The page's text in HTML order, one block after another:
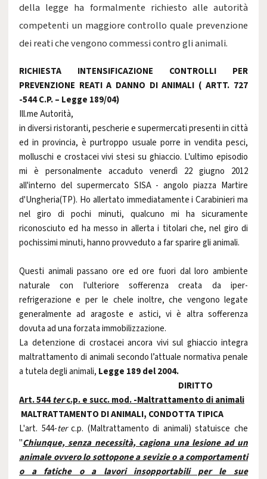
della legge ha formalmente richiesto alle autorità
competenti un maggiore controllo quale prevenzione
dei reati che vengono commessi contro gli animali.
RICHIESTA INTENSIFICAZIONE CONTROLLI PER
PREVENZIONE REATI A DANNO DI ANIMALI ( ARTT. 727
-544 C.P. – Legge 189/04)
Ill.me Autorità,
in diversi ristoranti, pescherie e supermercati presenti in città
ed in provincia, è purtroppo usuale porre in vendita pesci,
molluschi e crostacei vivi stesi su ghiaccio. L'ultimo episodio
mi è personalmente accaduto venerdì 22 giugno 2012
all'interno del supermercato SISA - angolo piazza Martire
d'Ungheria(TP). Ho allertato immediatamente i Carabinieri ma
nel giro di pochi minuti, qualcuno mi ha sicuramente
riconosciuto ed ha messo in allerta i titolari che, nel giro di
pochissimi minuti, hanno provveduto a far sparire gli animali.
Questi animali passano ore ed ore fuori dal loro ambiente
naturale con l'ulteriore sofferenza creata da iper-
refrigerazione e per le chele inoltre, che vengono legate
generalmente ad aragoste e astici, vi è altra sofferenza
dovuta ad una forzata immobilizzazione.
La detenzione di crostacei ancora vivi sul ghiaccio integra
maltrattamento di animali secondo l’attuale normativa penale
a tutela degli animali, Legge 189 del 2004.
DIRITTO
Art. 544terc.p. e succ. mod. -Maltrattamento di animali
MALTRATTAMENTO DI ANIMALI, CONDOTTA TIPICA
L'art. 544-terc.p. (Maltrattamento di animali) statuisce che
"Chiunque, senza necessità, cagiona una lesione ad un
animale ovvero lo sottopone a sevizie o a comportamenti
o a fatiche o a lavori insopportabili per le sue